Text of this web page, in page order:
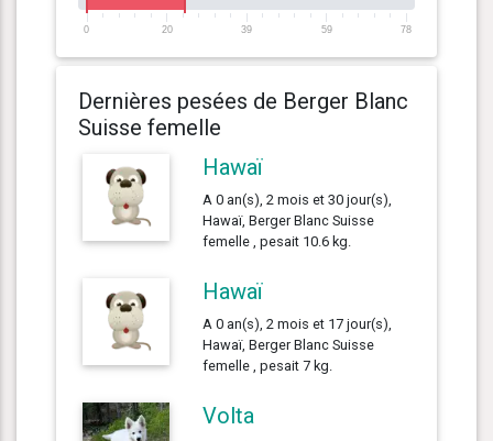
0 20 39 59 78
Dernières pesées de Berger Blanc
Suisse femelle
Hawaï
A 0 an(s), 2 mois et 30 jour(s),
Hawaï, Berger Blanc Suisse
femelle , pesait 10.6 kg.
Hawaï
A 0 an(s), 2 mois et 17 jour(s),
Hawaï, Berger Blanc Suisse
femelle , pesait 7 kg.
Volta